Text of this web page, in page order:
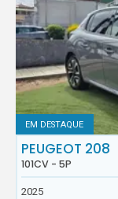
EM DESTAQUE
PEUGEOT 208
101CV - 5P
2025